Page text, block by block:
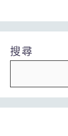
搜尋